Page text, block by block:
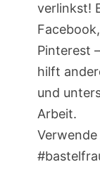
verlinkst!
Pinterest
hilft
und
Arbeit.